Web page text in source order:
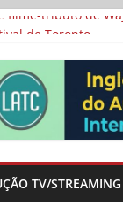
filme-tributo de
de série
“Manas” e “O
criados a
TV/STREAMING